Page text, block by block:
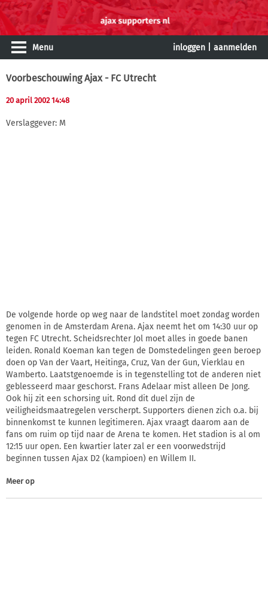
Menu inloggen aanmelden
Voorbeschouwing Ajax - FC Utrecht
20 april 2002 14:48
Verslaggever: M
De volgende horde op weg naar de landstitel moet zondag worden
genomen in de Amsterdam Arena. Ajax neemt het om 14:30 uur op
tegen FC Utrecht. Scheidsrechter Jol moet alles in goede banen
leiden. Ronald Koeman kan tegen de Domstedelingen geen beroep
doen op Van der Vaart, Heitinga, Cruz, Van der Gun, Vierklau en
Wamberto. Laatstgenoemde is in tegenstelling tot de anderen niet
geblesseerd maar geschorst. Frans Adelaar mist alleen De Jong.
Ook hij zit een schorsing uit. Rond dit duel zijn de
veiligheidsmaatregelen verscherpt. Supporters dienen zich o.a. bij
binnenkomst te kunnen legitimeren. Ajax vraagt daarom aan de
fans om ruim op tijd naar de Arena te komen. Het stadion is al om
12:15 uur open. Een kwartier later zal er een voorwedstrijd
beginnen tussen Ajax D2 (kampioen) en Willem II.
Meer op